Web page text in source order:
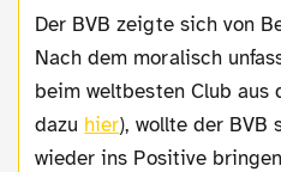
Der BVB zeigte sich von Beginn an in Geberlaune.
Nach dem moralisch
beim weltbesten Club aus
dazu hier), wollte der BVB
wieder ins Positive